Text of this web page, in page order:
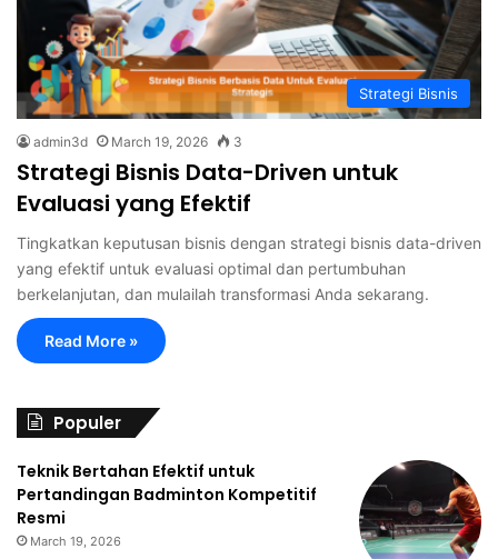
Strategi Bisnis
admin3d March 19, 2026 3
Strategi Bisnis Data-Driven untuk
Evaluasi yang Efektif
Tingkatkan keputusan bisnis dengan strategi bisnis data-driven
yang efektif untuk evaluasi optimal dan pertumbuhan
berkelanjutan, dan mulailah transformasi Anda sekarang.
Read More »
Populer
Teknik Bertahan Efektif untuk
Pertandingan Badminton Kompetitif
Resmi
March 19, 2026